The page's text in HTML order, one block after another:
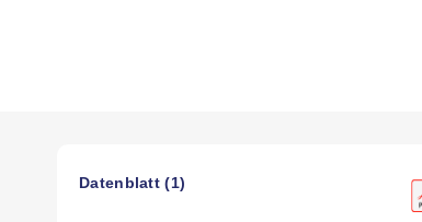
Datenblatt (1)